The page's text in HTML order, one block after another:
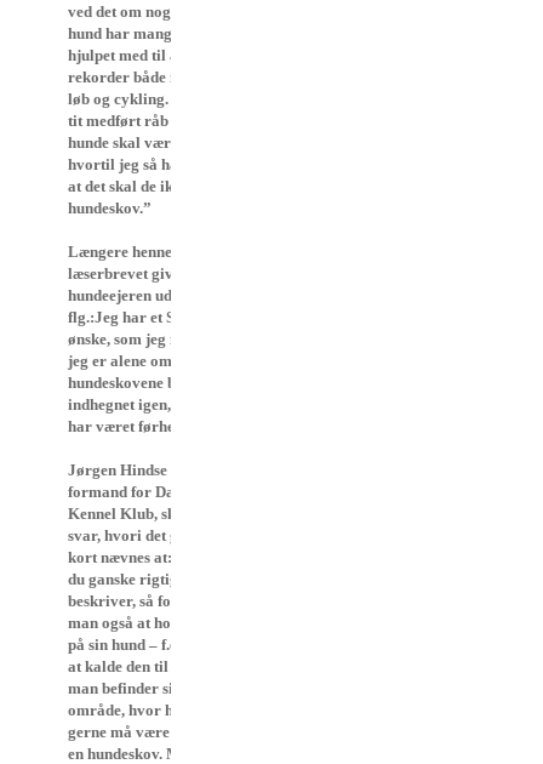
ved det om nogen. Min
hund har mange gange
hjulpet med til at sætte
rekorder både indenfor
løb og cykling. Dette har
tit medført råb om, at
hunde skal være i snor,
hvortil jeg så har svaret,
at det skal de ikke i en
hundeskov.”
Længere henne i
læserbrevet giver
hundeejeren udtryk for
flg.:Jeg har et STORT
ønske, som jeg ikke tror,
jeg er alene om. At
hundeskovene blev
indhegnet igen, som de
har været førhen.”
Jørgen Hindse Madsen,
formand for Dansk
Kennel Klub, skriver et
svar, hvori det ganske
kort nævnes at: ” Som
du ganske rigtigt
beskriver, så forventes
man også at holde styr
på sin hund – f.eks. ved
at kalde den til sig – når
man befinder sig på et
område, hvor hunden
gerne må være løs som i
en hundeskov. Men du